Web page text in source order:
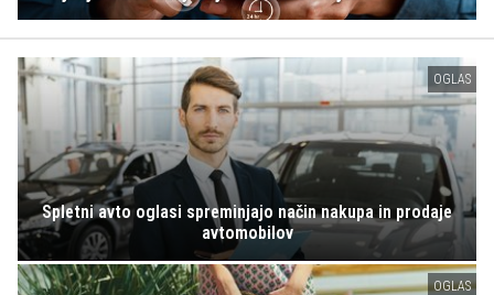
OGLAS
Spletni avto oglasi spreminjajo način nakupa in prodaje
avtomobilov
OGLAS